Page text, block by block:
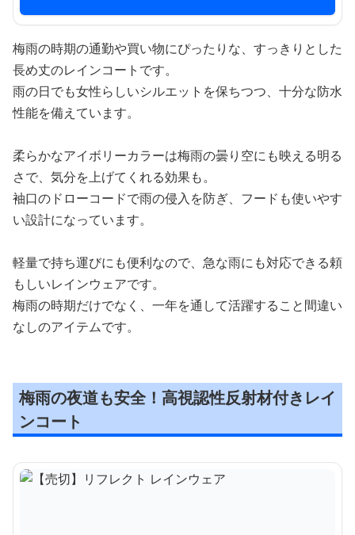
梅雨の時期の通勤や買い物にぴったりな、すっきりとした
長め丈のレインコートです。
雨の日でも女性らしいシルエットを保ちつつ、十分な防水
性能を備えています。
柔らかなアイボリーカラーは梅雨の曇り空にも映える明る
さで、気分を上げてくれる効果も。
袖口のドローコードで雨の侵入を防ぎ、フードも使いやす
い設計になっています。
軽量で持ち運びにも便利なので、急な雨にも対応できる頼
もしいレインウェアです。
梅雨の時期だけでなく、一年を通して活躍すること間違い
なしのアイテムです。
梅雨の夜道も安全！高視認性反射材付きレイ
ンコート